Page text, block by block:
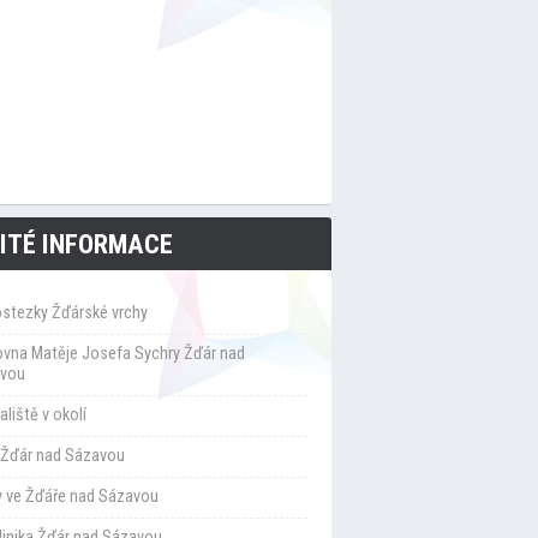
INFORMACE
Žďárské vrchy
Matěje Josefa Sychry Žďár nad
v okolí
nad Sázavou
ve Žďáře nad Sázavou